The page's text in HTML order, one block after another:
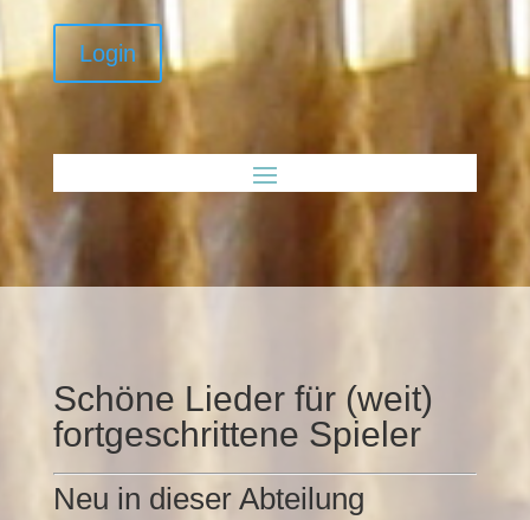
Login
Schöne Lieder für (weit)
fortgeschrittene Spieler
Neu in dieser Abteilung